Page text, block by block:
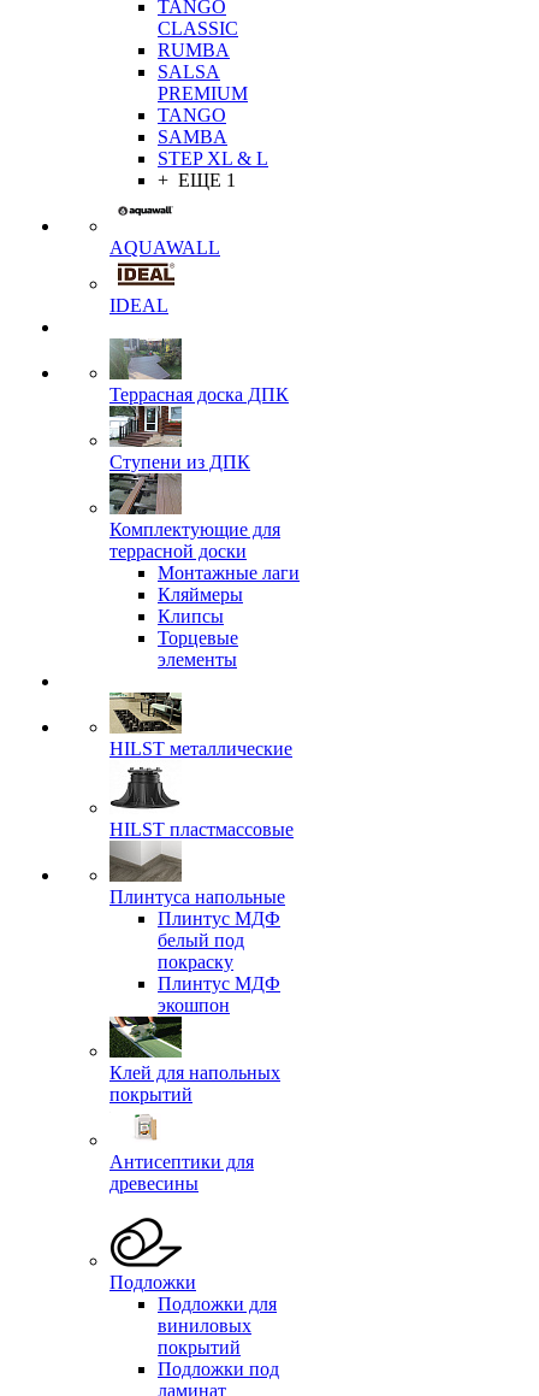
TANGO
CLASSIC
RUMBA
SALSA
PREMIUM
TANGO
SAMBA
STEP XL & L
+ ЕЩЕ 1
AQUAWALL
IDEAL
Террасная доска ДПК
Ступени из ДПК
Комплектующие для
террасной доски
Монтажные лаги
Кляймеры
Клипсы
Торцевые
элементы
HILST металлические
HILST пластмассовые
Плинтуса напольные
Плинтус МДФ
белый под
покраску
Плинтус МДФ
экошпон
Клей для напольных
покрытий
Антисептики для
древесины
Подложки
Подложки для
виниловых
покрытий
Подложки под
ламинат